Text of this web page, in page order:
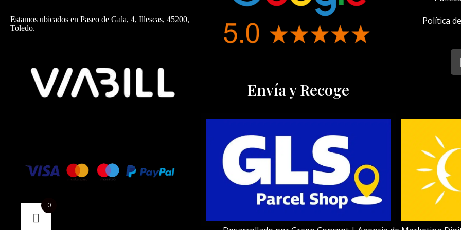
Estamos ubicados en Paseo de Gala, 4, Illescas, 45200,
Toledo.
Envía y Recoge
Política
0